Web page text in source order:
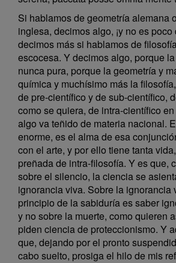
Si hablamos de geometría alemana
inglesa, decimos algo, ¡y no es
decimos más si hablamos de
escocesa. Y decimos algo, porque
nunca pura, porque la geometría y
química y muchísimo más la
de pre-científico y de sub-científico,
como se quiera, de intra-científico
algo va teñido de materia nacional.
enorme, es el alma de esa
con el arte, y por ello tiene tanta
preñada de intra-filosofía. Y es que,
sobre el silencio, la ciencia se
ignorancia viva. Sobre la ignorancia
principio de la sabiduría es saber
y no sobre la muerte, como quieren
piden ciencia de proteccionismo. Y
que, dejando por el pronto
cabo suelto, prosiga el hilo de mis